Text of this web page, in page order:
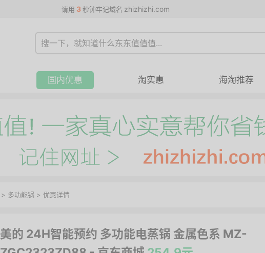
请用 3 秒钟牢记域名 zhizhizhi.com
国内优惠 淘实惠 海淘推荐
> 多功能锅 > 优惠详情
美的 24H智能预约 多功能电蒸锅 金属色系 MZ-